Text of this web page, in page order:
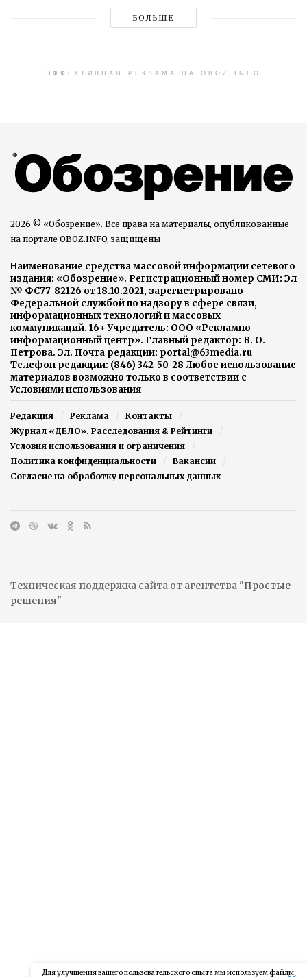
БОЛЬШЕ
ЭФФЕКТИВНАЯ РЕКЛАМА НА OBOZ.INFO
2026 © «Обозрение». Все права на материалы, опубликованные
на портале OBOZ.INFO, защищены
Наименование средства массовой информации сетевого
издания: «Обозрение». Регистрационный номер СМИ: Эл
№ ФС77-82126 от 18.10.2021, зарегистрировано
Федеральной службой по надзору в сфере связи,
информационных технологий и массовых
коммуникаций. 16+ Учредитель: ООО «Рекламно-
информационный центр». Главный редактор: В. О.
Петрова. Эл. Почта редакции: portal@63media.ru
Телефон редакции: (846) 342-50-28 Любое использование
материалов возможно только в соответствии с
Условиями использования
Редакция Реклама
Контакты
Журнал «ДЕЛО». Расследования & Рейтинги
Условия использования и ограничения
Политика конфиденциальности
Вакансии
Согласие на обработку персональных данных
Техническая поддержка сайта от агентства "Простые
решения"
Для улучшения вашего пользовательского опыта мы используем файлы